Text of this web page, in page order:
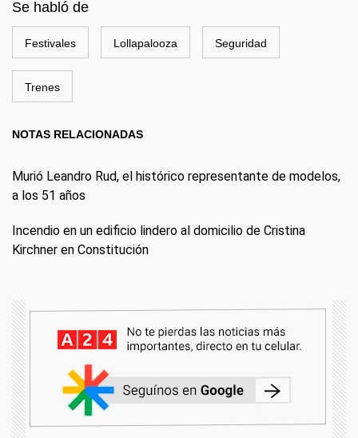
Se habló de
Festivales Lollapalooza Seguridad
Trenes
NOTAS RELACIONADAS
Murió Leandro Rud, el histórico representante de modelos,
a los 51 años
Incendio en un edificio lindero al domicilio de Cristina
Kirchner en Constitución